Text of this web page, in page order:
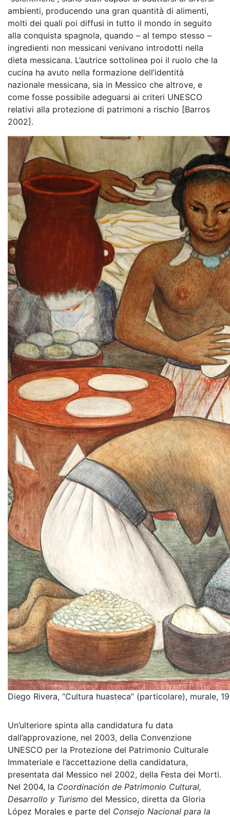
ambienti, producendo una gran quantità di alimenti,
molti dei quali poi diffusi in tutto il mondo in seguito
alla conquista spagnola, quando – al tempo stesso –
ingredienti non messicani venivano introdotti nella
dieta messicana. L’autrice sottolinea poi il ruolo che la
cucina ha avuto nella formazione dell’identità
nazionale messicana, sia in Messico che altrove, e
come fosse possibile adeguarsi ai criteri UNESCO
relativi alla protezione di patrimoni a rischio [Barros
2002].
Diego Rivera, “Cultura huasteca” (particolare), murale,
Un’ulteriore spinta alla candidatura fu data
dall’approvazione, nel 2003, della Convenzione
UNESCO per la Protezione del Patrimonio Culturale
Immateriale e l’accettazione della candidatura,
presentata dal Messico nel 2002, della Festa dei Morti.
Nel 2004, la Coordinación de Patrimonio Cultural,
Desarrollo y Turismo del Messico, diretta da Gloria
López Morales e parte del Consejo Nacional para la